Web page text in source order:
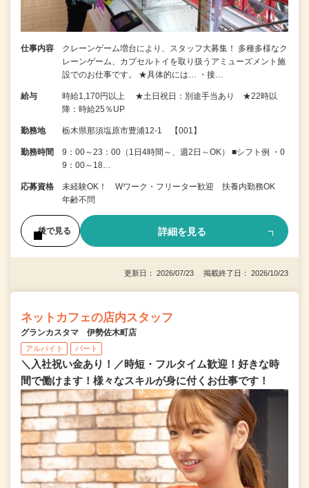
仕事内容
クレーンゲーム増台により、スタッフ大募集！ 多種多様なク
レーンゲーム、カプセルトイを取り扱うアミューズメント施
設でのお仕事です。 ★具体的には… ・接…
給与
時給1,170円以上 ★土日祝日：別途手当あり ★22時以
降：時給25％UP
勤務地 栃木県那須塩原市豊浦12-1 【001】
勤務時間
9：00～23：00（1日4時間～、週2日～OK） ■シフト例 ・0
9：00～18…
応募資格
未経験OK！ Wワーク・フリーター歓迎 扶養内勤務OK
年齢不問
後で見る 詳細を見る
更新日： 2026/07/23 掲載終了日： 2026/10/23
ネットカフェの店内スタッフ
グランカスタマ 伊勢佐木町店
アルバイト パート
＼入社祝い金あり！／時短・フルタイム歓迎！好きな時
間で働けます！様々なスキルが身に付くお仕事です！